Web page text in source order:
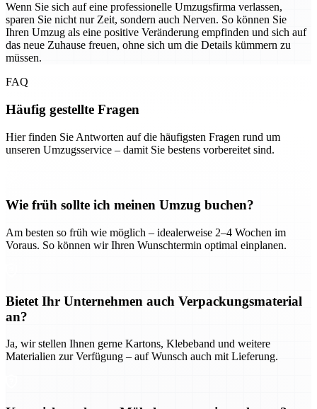
Wenn Sie sich auf eine professionelle Umzugsfirma verlassen,
sparen Sie nicht nur Zeit, sondern auch Nerven. So können Sie
Ihren Umzug als eine positive Veränderung empfinden und sich auf
das neue Zuhause freuen, ohne sich um die Details kümmern zu
müssen.
FAQ
Häufig gestellte Fragen
Hier finden Sie Antworten auf die häufigsten Fragen rund um
unseren Umzugsservice – damit Sie bestens vorbereitet sind.
Wie früh sollte ich meinen Umzug buchen?
Am besten so früh wie möglich – idealerweise 2–4 Wochen im
Voraus. So können wir Ihren Wunschtermin optimal einplanen.
Bietet Ihr Unternehmen auch Verpackungsmaterial
an?
Ja, wir stellen Ihnen gerne Kartons, Klebeband und weitere
Materialien zur Verfügung – auf Wunsch auch mit Lieferung.